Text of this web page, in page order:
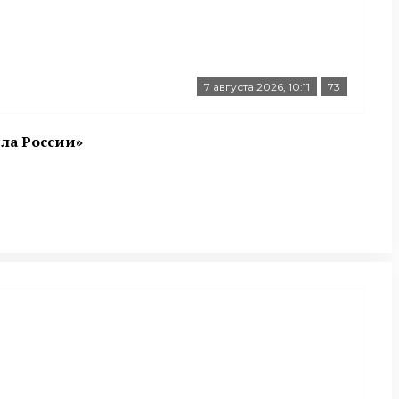
7 августа 2026, 10:11 73
России»